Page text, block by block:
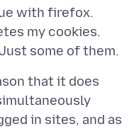
with firefox.
my cookies.
that it does
in sites, and as